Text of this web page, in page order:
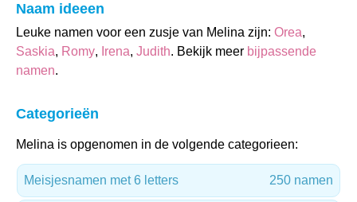
Naam ideeen
Leuke namen voor een zusje van Melina zijn: Orea,
Saskia, Romy, Irena, Judith. Bekijk meer bijpassende
namen.
Categorieën
Melina is opgenomen in de volgende categorieen:
Meisjesnamen met 6 letters 250 namen